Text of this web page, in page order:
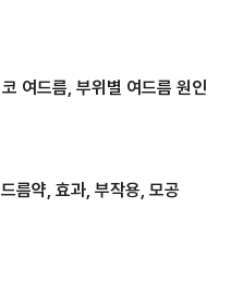
여드름, 부위별 여드름 원인
름약, 효과, 부작용, 모공